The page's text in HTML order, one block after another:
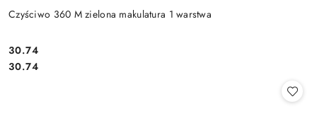
Czyściwo 360 M zielona makulatura 1 warstwa
Cena:
30.74
Cena:
30.74